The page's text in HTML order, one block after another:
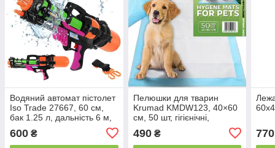
Водяний автомат пістолет
Iso Trade 27667, 60 см,
бак 1.25 л, дальність 6 м,
600 ₴
Пелюшки для тварин
Krumad KMDW123, 40×60
см, 50 шт, гігієнічні,
абсорбуючі килимки для
собак і котів
490₴ 770